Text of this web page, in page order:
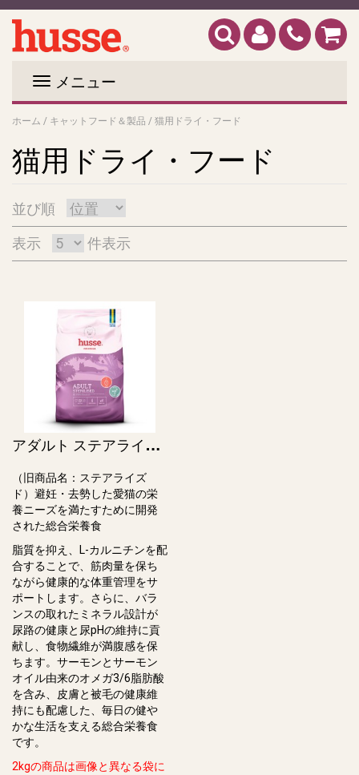
メニュー
ホーム / キャットフード＆製品 /猫用ドライ・フード
猫用ドライ・フード
並び順
表示 件表示
ア
ダルト ステアライズド（猫） / Cat Adult Sterilised（旧ステアライズド）
（旧商品名：ステアライズ
ド）避妊・去勢した愛猫の栄
養ニーズを満たすために開発
された総合栄養食
脂質を抑え、L-カルニチンを配
合することで、筋肉量を保ち
ながら健康的な体重管理をサ
ポートします。さらに、バラ
ンスの取れたミネラル設計が
尿路の健康と尿pHの維持に貢
献し、⾷物繊維が満腹感を保
ちます。サーモンとサーモン
オイル由来のオメガ3/6脂肪酸
を含み、⽪膚と被⽑の健康維
持にも配慮した、毎⽇の健や
かな⽣活を⽀える総合栄養⾷
です。
2kgの商品は画像と異なる袋に